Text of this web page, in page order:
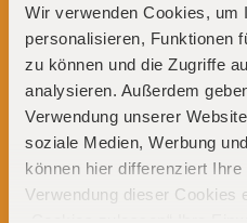
Wir verwenden Cookies, um
personalisieren, Funktionen
zu können und die Zugriffe
analysieren. Außerdem
Verwendung unserer
soziale Medien, Werbung
können hier differenziert
Verwendung dieser Cookies
Vous avez
ou des
souhaitez
directement